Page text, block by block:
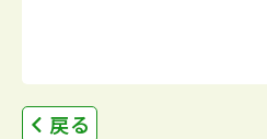
戻る